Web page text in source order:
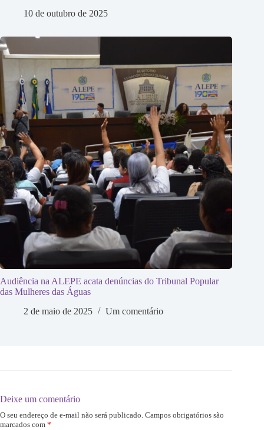
10 de outubro de 2025
Audiência na ALEPE acata denúncias do Tribunal Popular
das Mulheres das Águas
2 de maio de 2025
Um comentário
Deixe um comentário
O seu endereço de e-mail não será publicado. Campos obrigatórios são
marcados com *